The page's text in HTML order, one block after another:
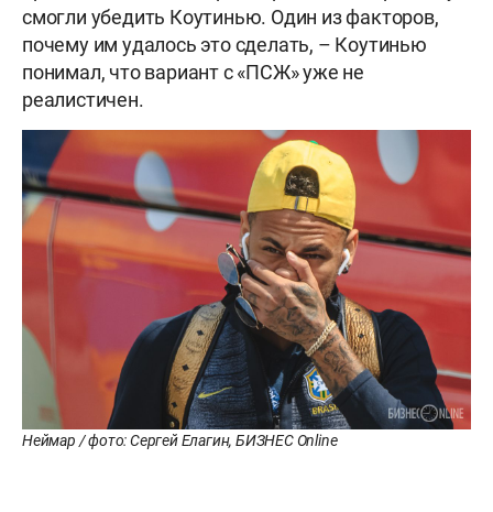
смогли убедить Коутинью. Один из факторов,
почему им удалось это сделать, – Коутинью
понимал, что вариант с «ПСЖ» уже не
реалистичен.
Неймар / фото: Сергей Елагин, БИЗНЕС Online